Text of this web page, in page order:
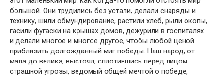
большой. Они трудились без устали, делали снаряды и
технику, шили обмундирование, растили хлеб, рыли окопы,
гасили фугаски на крышах домов, дежурили в госпиталях
и делали многое и многое другое, чтобы любой ценой
приблизить долгожданный миг победы. Наш народ, от
мала до велика, выстоял, сплотившись перед лицом
страшной угрозы, ведомый общей мечтой о победе,